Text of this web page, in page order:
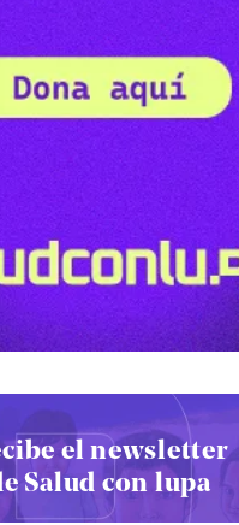
el newsletter
Salud con lupa